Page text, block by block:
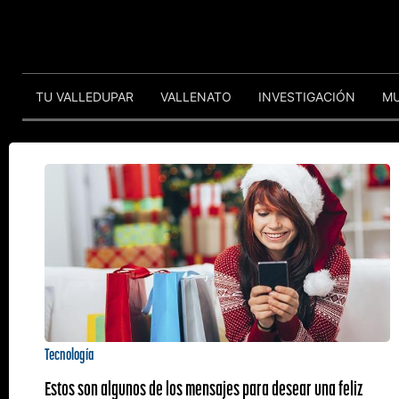
TU VALLEDUPAR VALLENATO INVESTIGACIÓN
Tecnología
Estos son algunos de los mensajes para desear una feliz